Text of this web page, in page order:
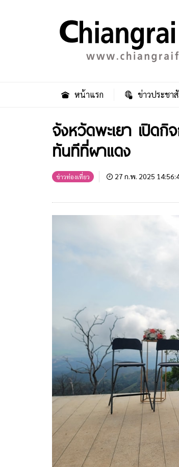
หน้าแรก ข่าวประชา
จังหวัดพะเยา เปิด
ทันทีที่ผาแดง
ข่าวท่องเที่ยว 27 ก.พ. 2025